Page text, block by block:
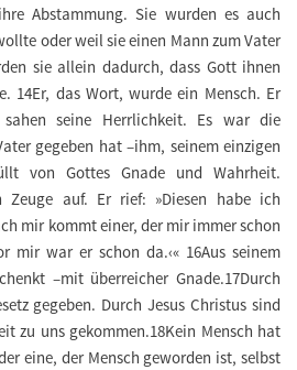
Abstammung. Sie wurden es auch
oder weil sie einen Mann zum Vater
sie allein dadurch, dass Gott ihnen
14Er, das Wort, wurde ein Mensch. Er
seine Herrlichkeit. Es war die
gegeben hat –ihm, seinem einzigen
von Gottes Gnade und Wahrheit.
Zeuge auf. Er rief: »Diesen habe ich
mir kommt einer, der mir immer schon
mir war er schon da.‹« 16Aus seinem
–mit überreicher Gnade.17Durch
gegeben. Durch Jesus Christus sind
zu uns gekommen.18Kein Mensch hat
eine, der Mensch geworden ist, selbst